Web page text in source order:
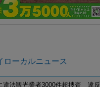
ローカルニュース
違法観光業者3000件超捜査 違反